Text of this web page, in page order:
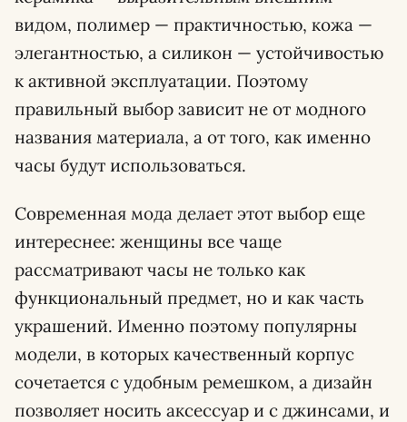
видом, полимер — практичностью, кожа —
элегантностью, а силикон — устойчивостью
к активной эксплуатации. Поэтому
правильный выбор зависит не от модного
названия материала, а от того, как именно
часы будут использоваться.
Современная мода делает этот выбор еще
интереснее: женщины все чаще
рассматривают часы не только как
функциональный предмет, но и как часть
украшений. Именно поэтому популярны
модели, в которых качественный корпус
сочетается с удобным ремешком, а дизайн
позволяет носить аксессуар и с джинсами, и